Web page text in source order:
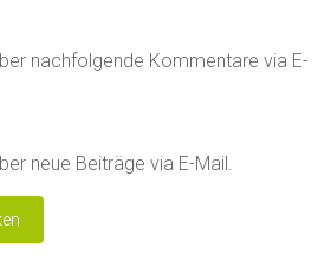
nachfolgende Kommentare via E-
neue Beiträge via E-Mail.